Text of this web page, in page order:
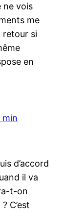
ne vois
me
retour si
en
min
d’accord
il va
t-on
C’est